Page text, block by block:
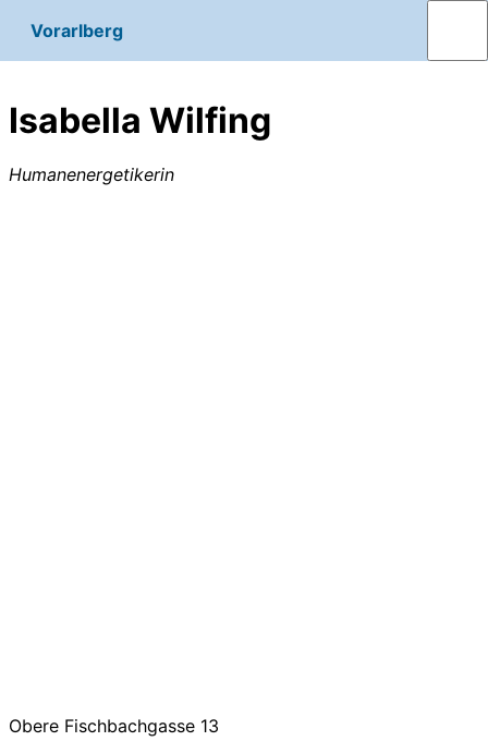
Vorarlberg
Isabella Wilfing
Humanenergetikerin
Obere Fischbachgasse 13